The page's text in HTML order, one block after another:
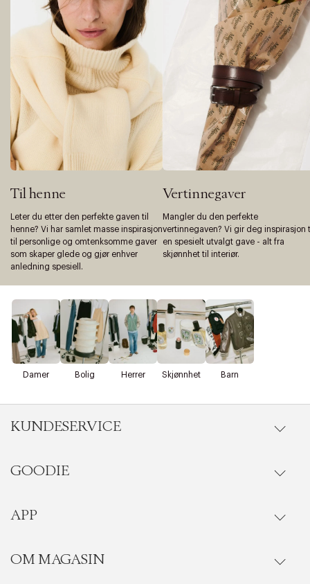
Til henne
Leter du etter den perfekte gaven til
henne? Vi har samlet masse inspirasjon
til personlige og omtenksomme gaver
som skaper glede og gjør enhver
anledning spesiell.
Vertinnegaver
Mangler du den perfekte
vertinnegaven? Vi gir deg inspirasjon
en spesielt utvalgt gave - alt fra
skjønnhet til interiør.
Damer Bolig Herrer Skjønnhet Barn
KUNDESERVICE
Gå til kundeservice
Ordrestatus
Onlinekjøp
GOODIE
Goodie fordelsunivers
Ofte stilte spørsmål
APP
Se medlemsfordeler i vår Goodie-app
OM MAGASIN